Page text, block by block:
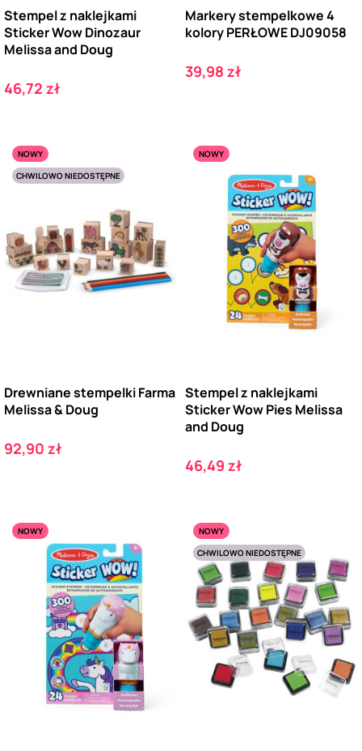
Stempel z naklejkami
Sticker Wow Dinozaur
Melissa and Doug
Cena
46,72 zł
Markery stempelkowe 4
kolory PERŁOWE DJ09058
Cena
39,98 zł
NOWY
CHWILOWO NIEDOSTĘPNE
Drewniane stempelki Farma
Melissa & Doug
Cena
92,90 zł
NOWY
Stempel z naklejkami
Sticker Wow Pies Melissa
and Doug
Cena
46,49 zł
NOWY
NOWY
CHWILOWO NIEDOSTĘPNE